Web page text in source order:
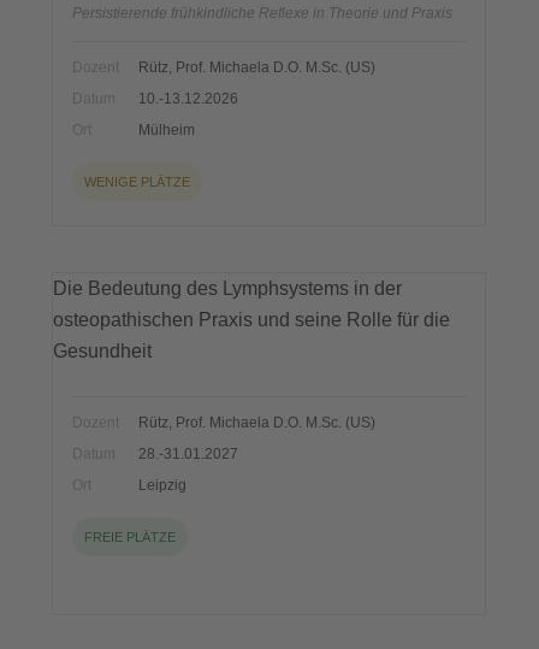
Persistierende frühkindliche Reflexe in Theorie und Praxis
Dozent
Rütz, Prof. Michaela D.O. M.Sc. (US)
Datum
10.-13.12.2026
Ort
Mülheim
WENIGE PLÄTZE
Die Bedeutung des Lymphsystems in der
osteopathischen Praxis und seine Rolle für die
Gesundheit
Dozent
Rütz, Prof. Michaela D.O. M.Sc. (US)
Datum
28.-31.01.2027
Ort
Leipzig
FREIE PLÄTZE